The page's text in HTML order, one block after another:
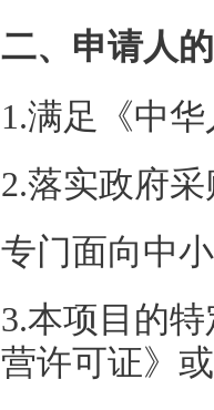
二、申请人
1.满足《中
2.落实政府
专门面向中
3.本项目的
营许可证》